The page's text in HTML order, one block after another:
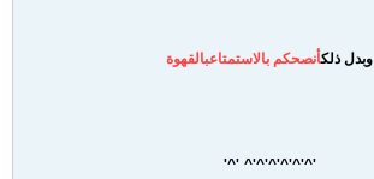
وبدل ذلكأنصحكم بالاستمتاعبالقهوة
'^'^'^'^'^'^ '^'